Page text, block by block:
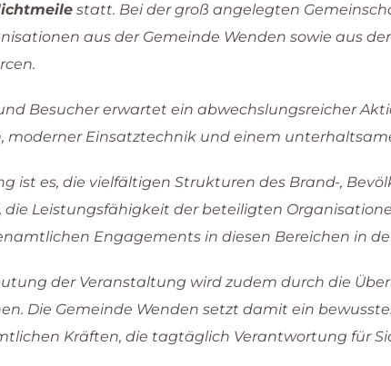
statt. Bei der groß angelegten
aus der Gemeinde Wenden sowie aus
Besucher erwartet ein abwechslungsreicher
moderner Einsatztechnik und einem
ist es, die vielfältigen Strukturen des Brand-,
die Leistungsfähigkeit der beteiligten
Engagements in diesen Bereichen in
der Veranstaltung wird zudem durch die
Die Gemeinde Wenden setzt damit ein
Kräften, die tagtäglich Verantwortung für